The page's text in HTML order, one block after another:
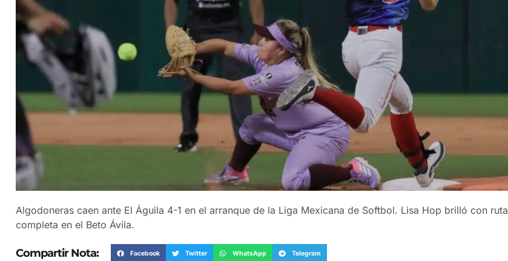
Algodoneras caen ante El Águila 4-1 en el arranque de la Liga Mexicana de Softbol. Lisa Hop brilló con ruta
completa en el Beto Ávila.
Compartir Nota: Facebook Twitter WhatsApp Telegram